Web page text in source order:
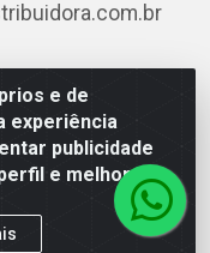
e de
experiência
publicidade
e melhorar a
de Campos, 42 -
20.920-410 -
85